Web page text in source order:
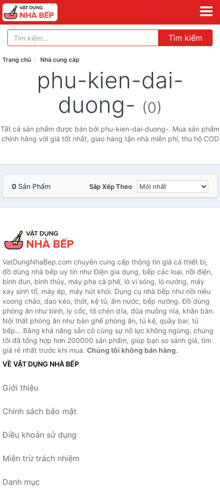
Tìm kiếm
Trang chủ Nhà cung cấp
phu-kien-dai-
duong- (0)
Tất cả sản phẩm được bán bởi phu-kien-dai-duong-. Mua sản phẩm
chính hãng với giá tốt nhất, giao hàng tận nhà miễn phí, thu hộ COD
0 Sản Phẩm Sắp Xếp Theo
VatDungNhaBep.com chuyên cung cấp thông tin giá cả thiết bị,
đồ dùng nhà bếp uy tín như Điện gia dụng, bếp các loại, nồi điện,
bình đun, bình thủy, máy pha cà phê, lò vi sóng, lò nướng, máy
xay sinh tố, máy ép, máy hút khói. Dụng cụ nhà bếp như nồi niêu
xoong chảo, dao kéo, thớt, kệ tủ, ấm nước, bếp nướng. Đồ dùng
phòng ăn như bình, ly cốc, tô chén dĩa, đũa muỗng nĩa, khăn bàn.
Nội thất phòng ăn như bàn ghế phòng ăn, tủ kệ, quầy bar, tủ
bếp... Bằng khả năng sẵn có cùng sự nỗ lực không ngừng, chúng
tôi đã tổng hợp hơn 200000 sản phẩm, giúp bạn so sánh giá, tìm
giá rẻ nhất trước khi mua. Chúng tôi không bán hàng.
VỀ VẬT DỤNG NHÀ BẾP
Giới thiệu
Chính sách bảo mật
Điều khoản sử dụng
Miễn trừ trách nhiệm
Danh mục